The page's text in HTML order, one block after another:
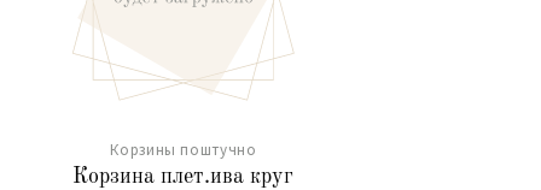
Корзины поштучно
Корзина плет.ива круг